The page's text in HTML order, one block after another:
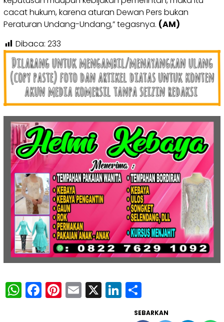
cacat hukum, karena aturan Dewan Pers bukan
Peraturan Undang-Undang,” tegasnya. (AM)
Dibaca: 233
WhatsApp
Facebook
Pinterest
Email
X LinkedIn
SEBARKAN